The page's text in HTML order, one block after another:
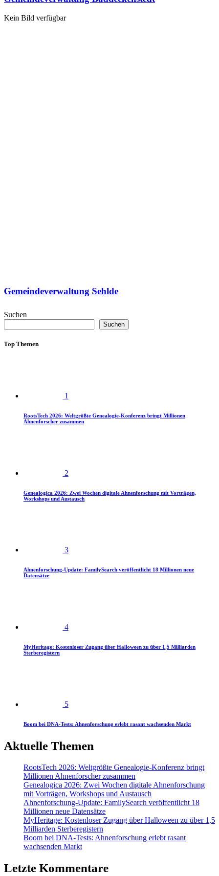
Kein Bild verfügbar
Gemeindeverwaltung Sehlde
Suchen
Suchen
Top Themen
1
RootsTech 2026: Weltgrößte Genealogie-Konferenz bringt Millionen
Ahnenforscher zusammen
2
Genealogica 2026: Zwei Wochen digitale Ahnenforschung mit Vorträgen,
Workshops und Austausch
3
Ahnenforschung-Update: FamilySearch veröffentlicht 18 Millionen neue
Datensätze
4
MyHeritage: Kostenloser Zugang über Halloween zu über 1,5 Milliarden
Sterberegistern
5
Boom bei DNA-Tests: Ahnenforschung erlebt rasant wachsenden Markt
Aktuelle Themen
RootsTech 2026: Weltgrößte Genealogie-Konferenz bringt
Millionen Ahnenforscher zusammen
Genealogica 2026: Zwei Wochen digitale Ahnenforschung
mit Vorträgen, Workshops und Austausch
Ahnenforschung-Update: FamilySearch veröffentlicht 18
Millionen neue Datensätze
MyHeritage: Kostenloser Zugang über Halloween zu über 1,5
Milliarden Sterberegistern
Boom bei DNA-Tests: Ahnenforschung erlebt rasant
wachsenden Markt
Letzte Kommentare